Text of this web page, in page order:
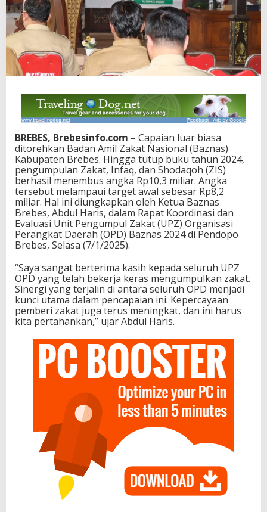
BREBES, Brebesinfo.com – Capaian luar biasa
ditorehkan Badan Amil Zakat Nasional (Baznas)
Kabupaten Brebes. Hingga tutup buku tahun 2024,
pengumpulan Zakat, Infaq, dan Shodaqoh (ZIS)
berhasil menembus angka Rp10,3 miliar. Angka
tersebut melampaui target awal sebesar Rp8,2
miliar. Hal ini diungkapkan oleh Ketua Baznas
Brebes, Abdul Haris, dalam Rapat Koordinasi dan
Evaluasi Unit Pengumpul Zakat (UPZ) Organisasi
Perangkat Daerah (OPD) Baznas 2024 di Pendopo
Brebes, Selasa (7/1/2025).
“Saya sangat berterima kasih kepada seluruh UPZ
OPD yang telah bekerja keras mengumpulkan zakat.
Sinergi yang terjalin di antara seluruh OPD menjadi
kunci utama dalam pencapaian ini. Kepercayaan
pemberi zakat juga terus meningkat, dan ini harus
kita pertahankan,” ujar Abdul Haris.